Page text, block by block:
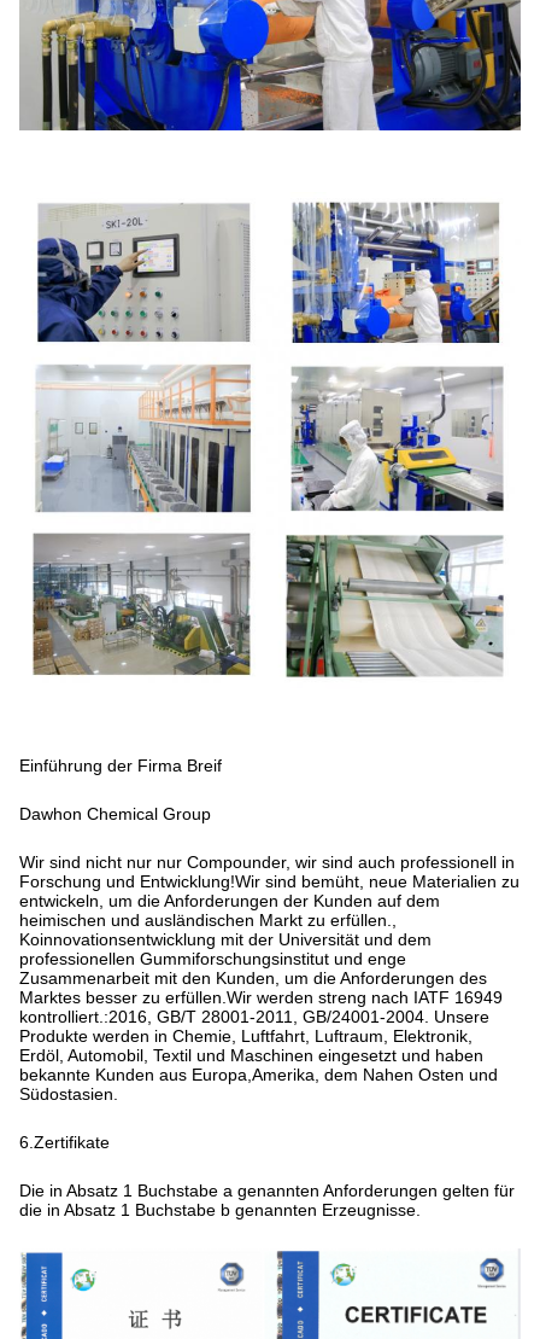
Einführung der Firma Breif
Dawhon Chemical Group
Wir sind nicht nur nur Compounder, wir sind auch professionell in
Forschung und Entwicklung!Wir sind bemüht, neue Materialien zu
entwickeln, um die Anforderungen der Kunden auf dem
heimischen und ausländischen Markt zu erfüllen.,
Koinnovationsentwicklung mit der Universität und dem
professionellen Gummiforschungsinstitut und enge
Zusammenarbeit mit den Kunden, um die Anforderungen des
Marktes besser zu erfüllen.Wir werden streng nach IATF 16949
kontrolliert.:2016, GB/T 28001-2011, GB/24001-2004. Unsere
Produkte werden in Chemie, Luftfahrt, Luftraum, Elektronik,
Erdöl, Automobil, Textil und Maschinen eingesetzt und haben
bekannte Kunden aus Europa,Amerika, dem Nahen Osten und
Südostasien.
6.Zertifikate
Die in Absatz 1 Buchstabe a genannten Anforderungen gelten für
die in Absatz 1 Buchstabe b genannten Erzeugnisse.